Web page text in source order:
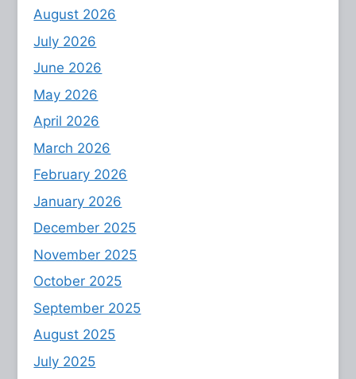
August 2026
July 2026
June 2026
May 2026
April 2026
March 2026
February 2026
January 2026
December 2025
November 2025
October 2025
September 2025
August 2025
July 2025